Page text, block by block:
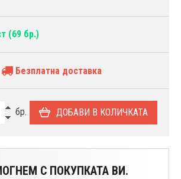
(69 бр.)
Безплатна доставка
бр. ДОБАВИ В КОЛИЧКАТА
С ПОКУПКАТА ВИ.